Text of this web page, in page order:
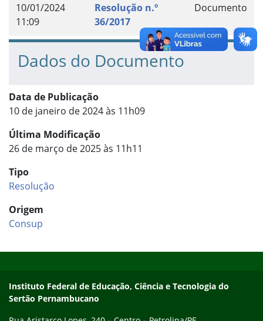
10/01/2024
11:09
Resolução n.º
36/2017
Documento
Dados do Documento
Data de Publicação
10 de janeiro de 2024 às 11h09
Última Modificação
26 de março de 2025 às 11h11
Tipo
Resolução
Origem
Consup
Endereço
Instituto Federal de Educação, Ciência e Tecnologia do
Sertão Pernambucano